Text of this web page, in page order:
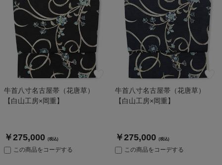
牛首八寸名古屋帯（花唐草）
【白山工房×岡重】
￥275,000 (税込)
この商品をコーデする
牛首八寸名古屋帯（花唐草）
【白山工房×岡重】
￥275,000 (税込)
この商品をコーデする